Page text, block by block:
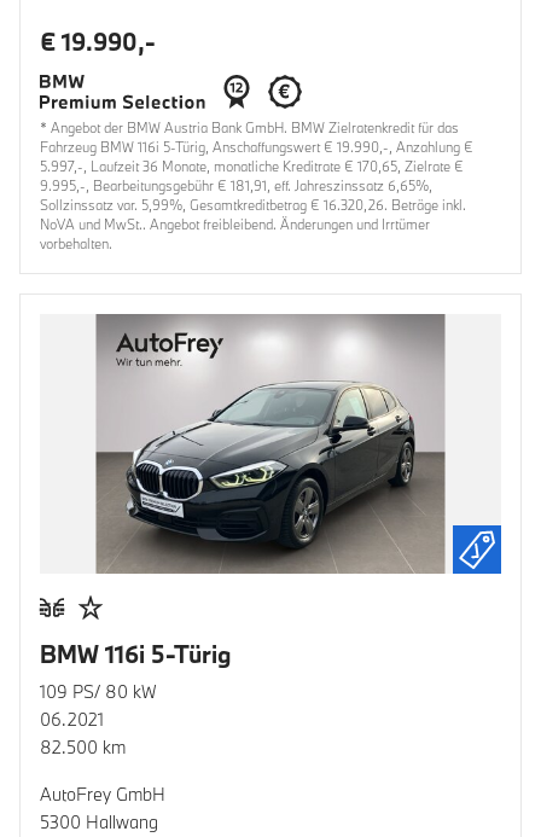
€ 19.990,-
* Angebot der BMW Austria Bank GmbH. BMW Zielratenkredit für das
Fahrzeug BMW 116i 5-Türig, Anschaffungswert € 19.990,-, Anzahlung €
5.997,-, Laufzeit 36 Monate, monatliche Kreditrate € 170,65, Zielrate €
9.995,-, Bearbeitungsgebühr € 181,91, eff. Jahreszinssatz 6,65%,
Sollzinssatz var. 5,99%, Gesamtkreditbetrag € 16.320,26. Beträge inkl.
NoVA und MwSt.. Angebot freibleibend. Änderungen und Irrtümer
vorbehalten.
BMW 116i 5-Türig
109 PS/ 80 kW
06.2021
82.500 km
AutoFrey GmbH
5300 Hallwang